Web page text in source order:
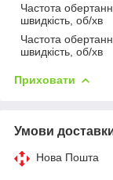
Частота
швидкість, об/хв
Частота
швидкість, об/хв
Приховати
Умови
Нова Пошта